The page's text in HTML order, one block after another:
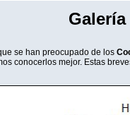
se han preocupado de los
conocerlos mejor. Estas